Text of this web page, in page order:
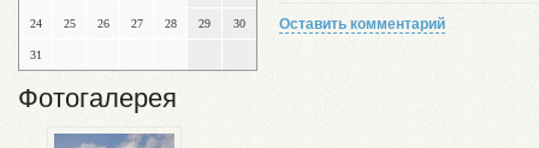
24 25 26 27 28 29 30
31
Фотогалерея
Оставить комментарий